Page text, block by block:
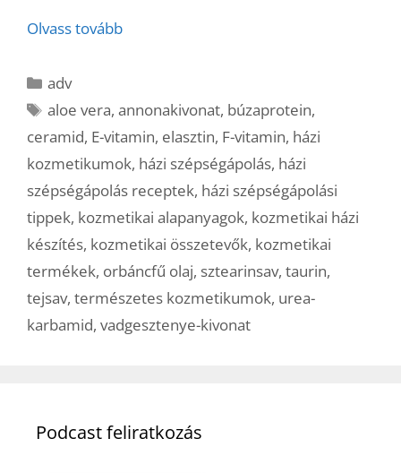
Olvass tovább
Kategória
adv
Címkék
aloe vera,annonakivonat, búzaprotein,
ceramid, E-vitamin, elasztin, F-vitamin, házi
kozmetikumok, házi szépségápolás, házi
szépségápolás receptek, házi szépségápolási
tippek, kozmetikai alapanyagok, kozmetikai házi
készítés, kozmetikai összetevők, kozmetikai
termékek, orbáncfű olaj, sztearinsav, taurin,
tejsav, természetes kozmetikumok, urea-
karbamid, vadgesztenye-kivonat
Podcast feliratkozás